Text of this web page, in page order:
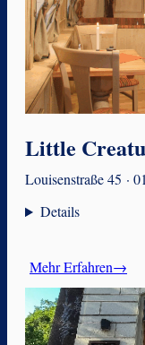
Little
Louisenstraße 45 ·
Details
Mehr Erfahren→